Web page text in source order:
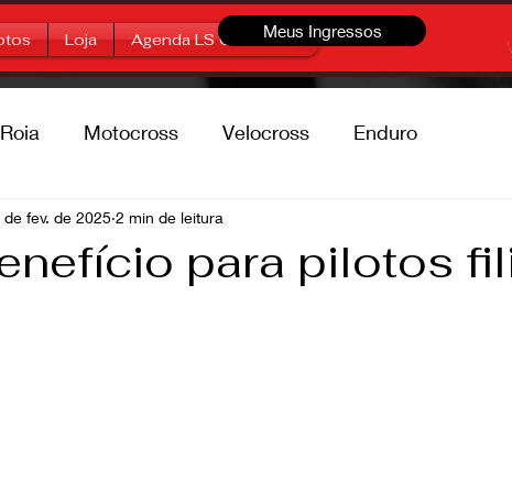
Loja Agenda LS OffroadMeus Ingressos
Motocross Velocross Enduro
Marcas
para pilotos
de fev. de 2025 2 min de leitura